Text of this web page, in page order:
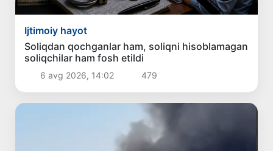
Ijtimoiy hayot
Soliqdan qochganlar ham, soliqni hisoblamagan
soliqchilar ham fosh etildi
6 avg 2026, 14:02 479